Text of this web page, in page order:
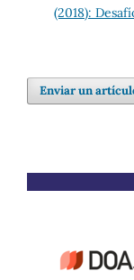
(2018):
Enviar un